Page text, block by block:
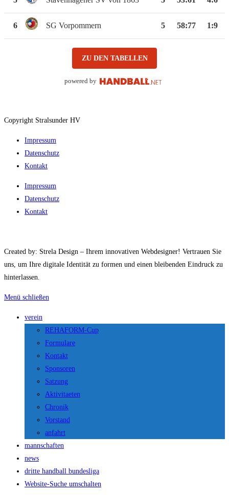
6 SG Vorpommern 5 58:77 1:9
ZU DEN TABELLEN
powered by
Copyright Stralsunder HV
Impressum
Datenschutz
Kontakt
Impressum
Datenschutz
Kontakt
Created by: Strela Design – Ihrem innovativen Webdesigner! Vertrauen Sie
uns, um Ihre digitale Identität zu formen und einen bleibenden Eindruck zu
hinterlassen.
Menü schließen
verein
REHAFORM-Cup
Formulare
Kontakt
Sponsoren
Satzung
Aktivitaeten
Chronik
Vorstand
anfahrt
mannschaften
news
dritte handball bundesliga
Website-Suche umschalten